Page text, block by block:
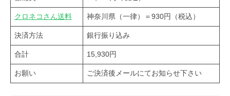
クロネコさん送料 神奈川県（一律）＝930円（税込）
決済方法 銀行振り込み
合計 15,930円
お願い ご決済後メールにてお知らせ下さい